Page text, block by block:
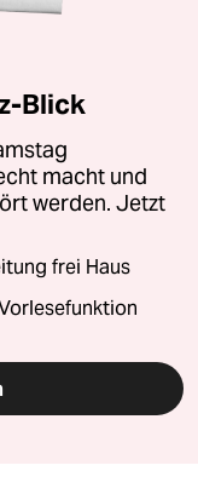
Blick
macht und
werden. Jetzt
frei Haus